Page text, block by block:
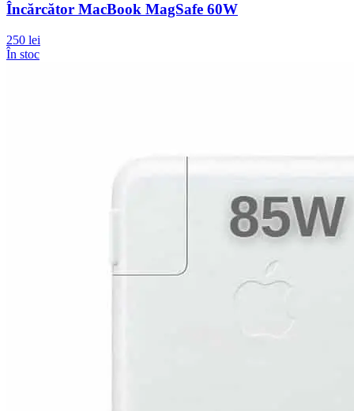
Încărcător MacBook MagSafe 60W
250 lei
În stoc